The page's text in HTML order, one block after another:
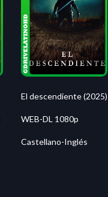
El descendiente (2025)
WEB-DL 1080p
Castellano-Inglés